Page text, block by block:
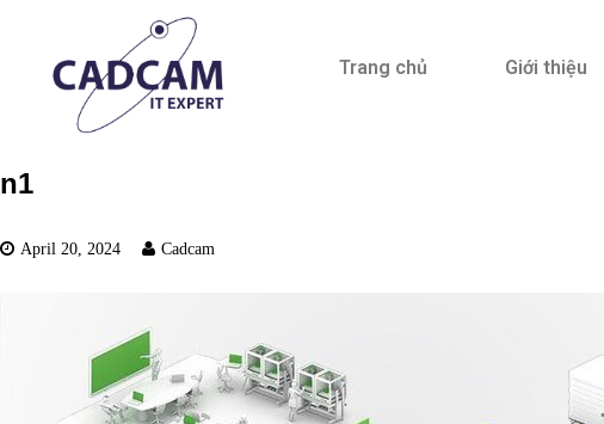
Trang chủ Giới thiệu
n1
April 20, 2024 Cadcam